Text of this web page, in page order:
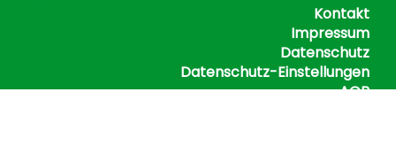
Kontakt
Impressum
Datenschutz
Datenschutz-Einstellungen
AGB